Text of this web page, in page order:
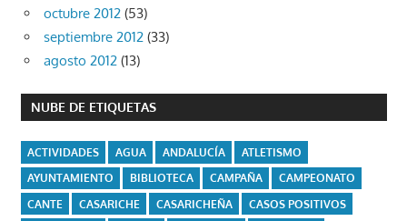
octubre 2012 (53)
septiembre 2012 (33)
agosto 2012 (13)
NUBE DE ETIQUETAS
ACTIVIDADES AGUA ANDALUCÍA
ATLETISMO
AYUNTAMIENTO
BIBLIOTECA CAMPAÑA
CAMPEONATO
CANTE
CASARICHE CASARICHEÑA
CASOS POSITIVOS